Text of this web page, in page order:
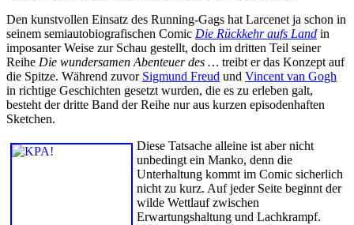
Den kunstvollen Einsatz des Running-Gags hat Larcenet ja schon in
seinem semiautobiografischen Comic Die Rückkehr aufs Land in
imposanter Weise zur Schau gestellt, doch im dritten Teil seiner
Reihe Die wundersamen Abenteuer des … treibt er das Konzept auf
die Spitze. Während zuvor Sigmund Freud und Vincent van Gogh
in richtige Geschichten gesetzt wurden, die es zu erleben galt,
besteht der dritte Band der Reihe nur aus kurzen episodenhaften
Sketchen.
Diese Tatsache alleine ist aber nicht
unbedingt ein Manko, denn die
Unterhaltung kommt im Comic sicherlich
nicht zu kurz. Auf jeder Seite beginnt der
wilde Wettlauf zwischen
Erwartungshaltung und Lachkrampf.